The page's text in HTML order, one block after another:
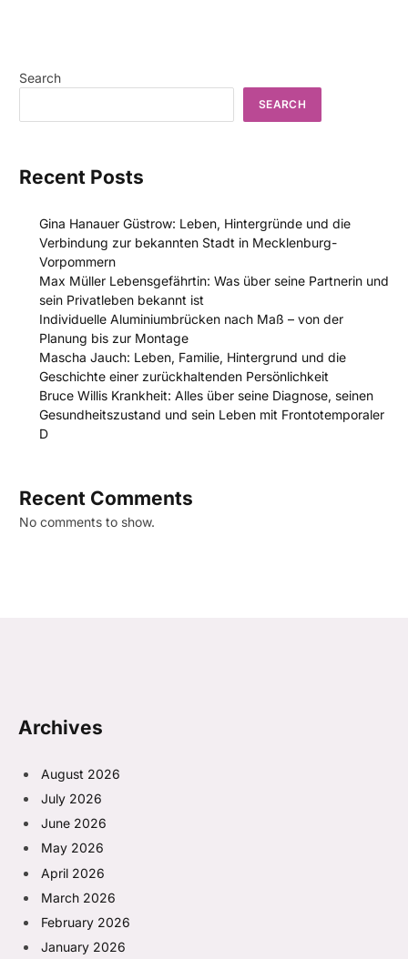
Search
SEARCH
Recent Posts
Gina Hanauer Güstrow: Leben, Hintergründe und die
Verbindung zur bekannten Stadt in Mecklenburg-
Vorpommern
Max Müller Lebensgefährtin: Was über seine Partnerin und
sein Privatleben bekannt ist
Individuelle Aluminiumbrücken nach Maß – von der
Planung bis zur Montage
Mascha Jauch: Leben, Familie, Hintergrund und die
Geschichte einer zurückhaltenden Persönlichkeit
Bruce Willis Krankheit: Alles über seine Diagnose, seinen
Gesundheitszustand und sein Leben mit Frontotemporaler
D
Recent Comments
No comments to show.
Archives
August 2026
July 2026
June 2026
May 2026
April 2026
March 2026
February 2026
January 2026